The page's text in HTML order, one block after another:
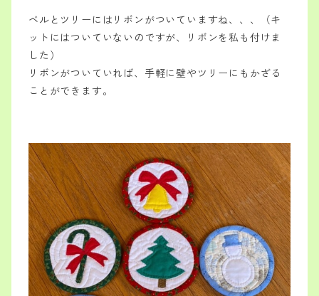
ベルとツリーにはリボンがついていますね、、、（キ
ットにはついていないのですが、リボンを私も付けま
した）
リボンがついていれば、手軽に壁やツリーにもかざる
ことができます。